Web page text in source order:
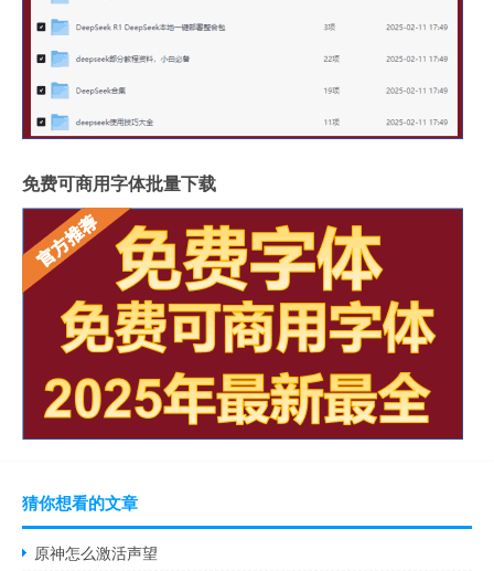
免费可商用字体批量下载
猜你想看的文章
原神怎么激活声望